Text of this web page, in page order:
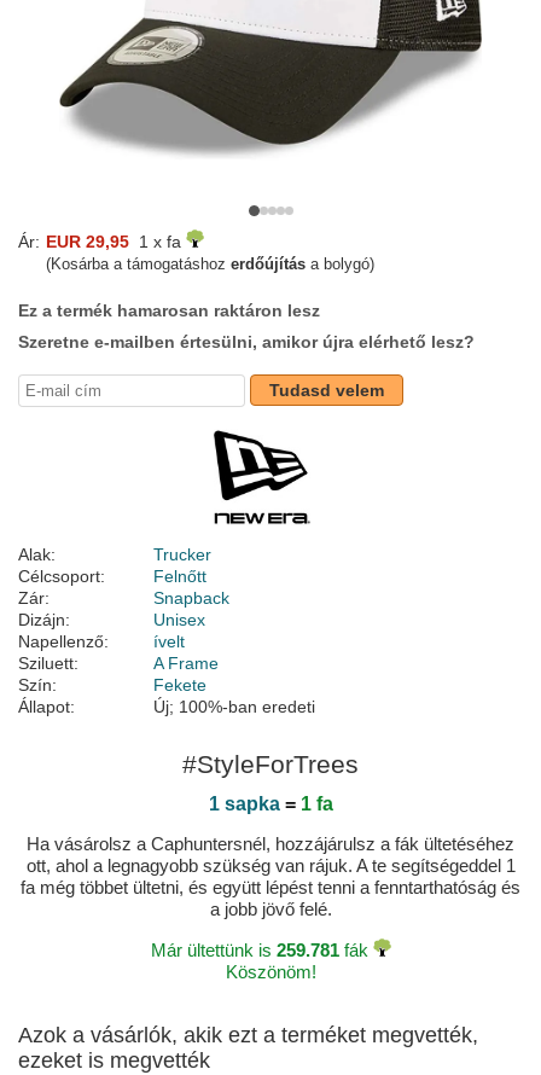
Ár: EUR 29,95 1 x fa
(Kosárba a támogatáshoz erdőújítás a bolygó)
Ez a termék hamarosan raktáron lesz
Szeretne e-mailben értesülni, amikor újra elérhető lesz?
Tudasd velem
Alak:
Trucker
Célcsoport:
Felnőtt
Zár:
Snapback
Dizájn:
Unisex
Napellenző:
ívelt
Sziluett:
A Frame
Szín:
Fekete
Állapot:
Új; 100%-ban eredeti
#StyleForTrees
1 sapka= 1 fa
Ha vásárolsz a Caphuntersnél, hozzájárulsz a fák ültetéséhez
ott, ahol a legnagyobb szükség van rájuk. A te segítségeddel 1
fa még többet ültetni, és együtt lépést tenni a fenntarthatóság és
a jobb jövő felé.
Már ültettünk is 259.781fák
Köszönöm!
Azok a vásárlók, akik ezt a terméket megvették,
ezeket is megvették